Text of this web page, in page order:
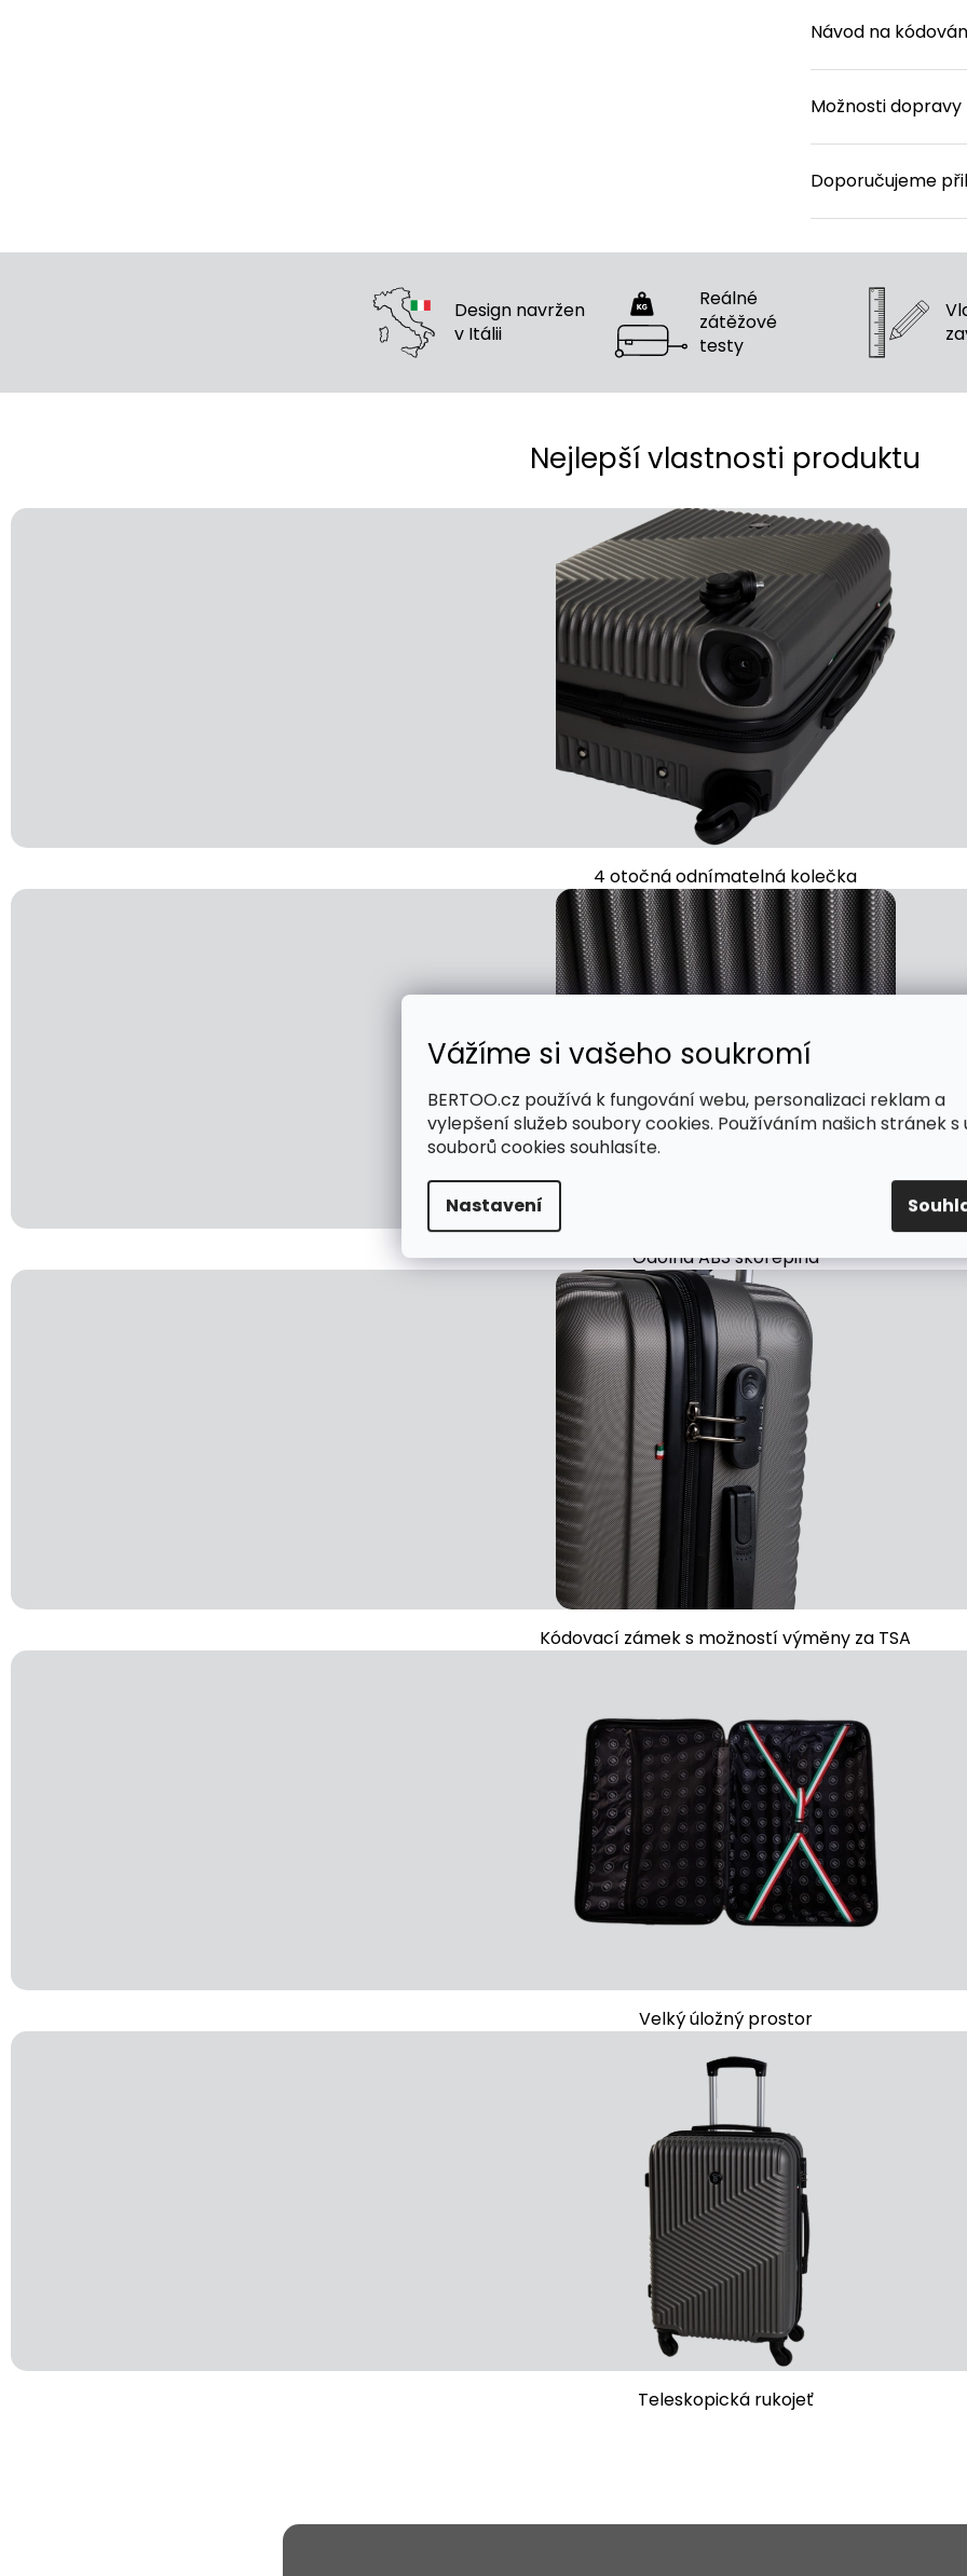
Vážíme si vašeho soukromí
BERTOO.cz používá k fungování webu, personalizaci reklam a
vylepšení služeb soubory cookies. Používáním našich stránek s
souborů cookies souhlasíte.
Nastavení
Návod na
Možnosti dopravy
Doporučujeme
Design navržen
v Itálii
Reálné
zátěžové
testy
Nejlepší vlastnosti produktu
4 otočná odnímatelná kolečka
Odolná ABS skořepina
Kódovací zámek s možností výměny za TSA
Velký úložný prostor
Teleskopická rukojeť